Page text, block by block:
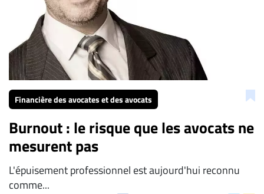
Financière des avocates et des avocats
Burnout : le risque que les avocats ne
mesurent pas
L'épuisement professionnel est aujourd'hui reconnu
comme...